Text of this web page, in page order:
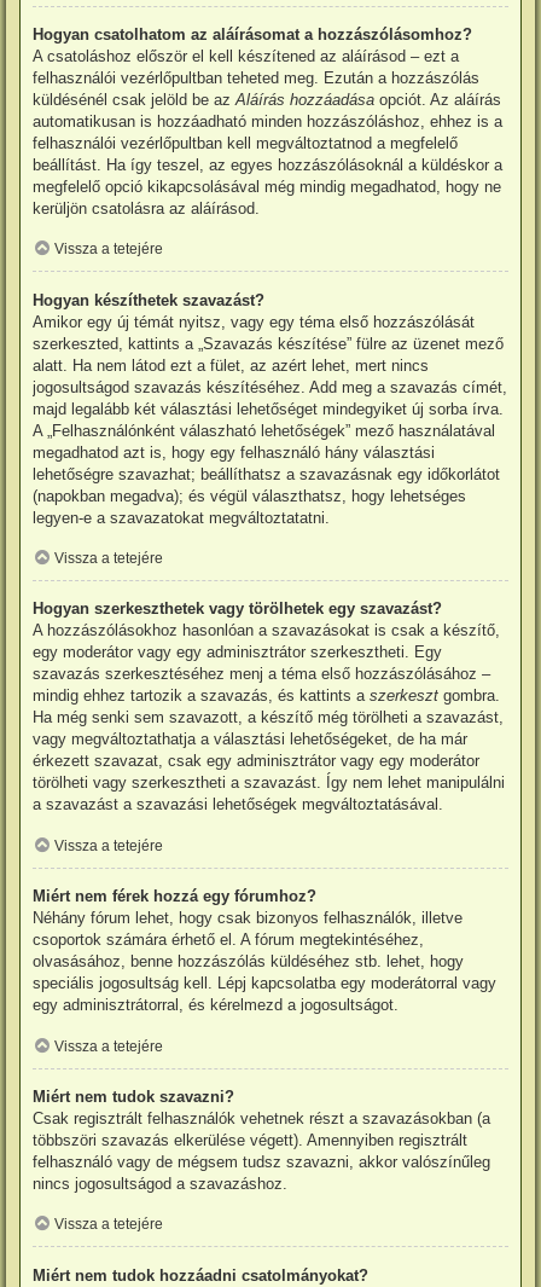
Hogyan csatolhatom az aláírásomat a hozzászólásomhoz?
A csatoláshoz először el kell készítened az aláírásod – ezt a
felhasználói vezérlőpultban teheted meg. Ezután a hozzászólás
küldésénél csak jelöld be az Aláírás hozzáadása opciót. Az aláírás
automatikusan is hozzáadható minden hozzászóláshoz, ehhez is a
felhasználói vezérlőpultban kell megváltoztatnod a megfelelő
beállítást. Ha így teszel, az egyes hozzászólásoknál a küldéskor a
megfelelő opció kikapcsolásával még mindig megadhatod, hogy ne
kerüljön csatolásra az aláírásod.
Vissza a tetejére
Hogyan készíthetek szavazást?
Amikor egy új témát nyitsz, vagy egy téma első hozzászólását
szerkeszted, kattints a „Szavazás készítése” fülre az üzenet mező
alatt. Ha nem látod ezt a fület, az azért lehet, mert nincs
jogosultságod szavazás készítéséhez. Add meg a szavazás címét,
majd legalább két választási lehetőséget mindegyiket új sorba írva.
A „Felhasználónként válaszható lehetőségek” mező használatával
megadhatod azt is, hogy egy felhasználó hány választási
lehetőségre szavazhat; beállíthatsz a szavazásnak egy időkorlátot
(napokban megadva); és végül választhatsz, hogy lehetséges
legyen-e a szavazatokat megváltoztatatni.
Vissza a tetejére
Hogyan szerkeszthetek vagy törölhetek egy szavazást?
A hozzászólásokhoz hasonlóan a szavazásokat is csak a készítő,
egy moderátor vagy egy adminisztrátor szerkesztheti. Egy
szavazás szerkesztéséhez menj a téma első hozzászólásához –
mindig ehhez tartozik a szavazás, és kattints a szerkeszt gombra.
Ha még senki sem szavazott, a készítő még törölheti a szavazást,
vagy megváltoztathatja a választási lehetőségeket, de ha már
érkezett szavazat, csak egy adminisztrátor vagy egy moderátor
törölheti vagy szerkesztheti a szavazást. Így nem lehet manipulálni
a szavazást a szavazási lehetőségek megváltoztatásával.
Vissza a tetejére
Miért nem férek hozzá egy fórumhoz?
Néhány fórum lehet, hogy csak bizonyos felhasználók, illetve
csoportok számára érhető el. A fórum megtekintéséhez,
olvasásához, benne hozzászólás küldéséhez stb. lehet, hogy
speciális jogosultság kell. Lépj kapcsolatba egy moderátorral vagy
egy adminisztrátorral, és kérelmezd a jogosultságot.
Vissza a tetejére
Miért nem tudok szavazni?
Csak regisztrált felhasználók vehetnek részt a szavazásokban (a
többszöri szavazás elkerülése végett). Amennyiben regisztrált
felhasználó vagy de mégsem tudsz szavazni, akkor valószínűleg
nincs jogosultságod a szavazáshoz.
Vissza a tetejére
Miért nem tudok hozzáadni csatolmányokat?